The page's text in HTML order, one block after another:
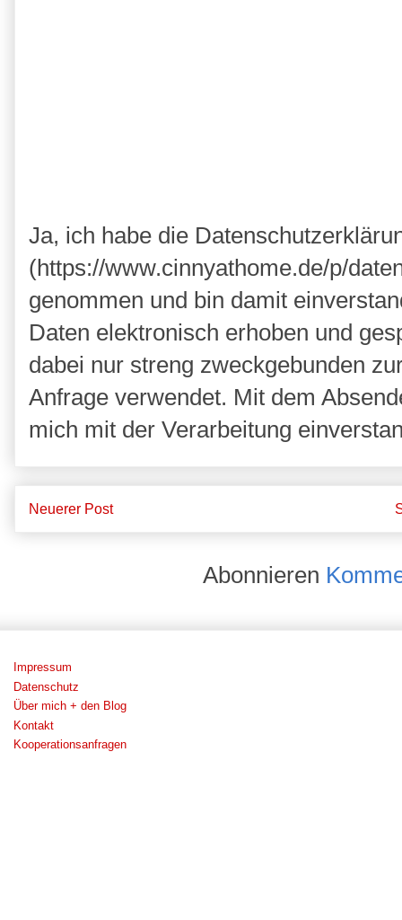
Ja, ich habe die
(https://www.cinnyathome.de/p/
genommen und bin damit
Daten elektronisch erhoben und
dabei nur streng zweckgebunden
Anfrage verwendet. Mit dem
mich mit der Verarbeitung
Neuerer Post
Abonnieren
Impressum
Datenschutz
Über mich + den Blog
Kontakt
Kooperationsanfragen